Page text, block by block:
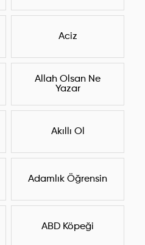
Aciz
Allah Olsan Ne
Yazar
Akıllı Ol
Adamlık Öğrensin
ABD Köpeği